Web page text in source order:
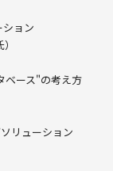
ョン
ベース"の考え方
リューション